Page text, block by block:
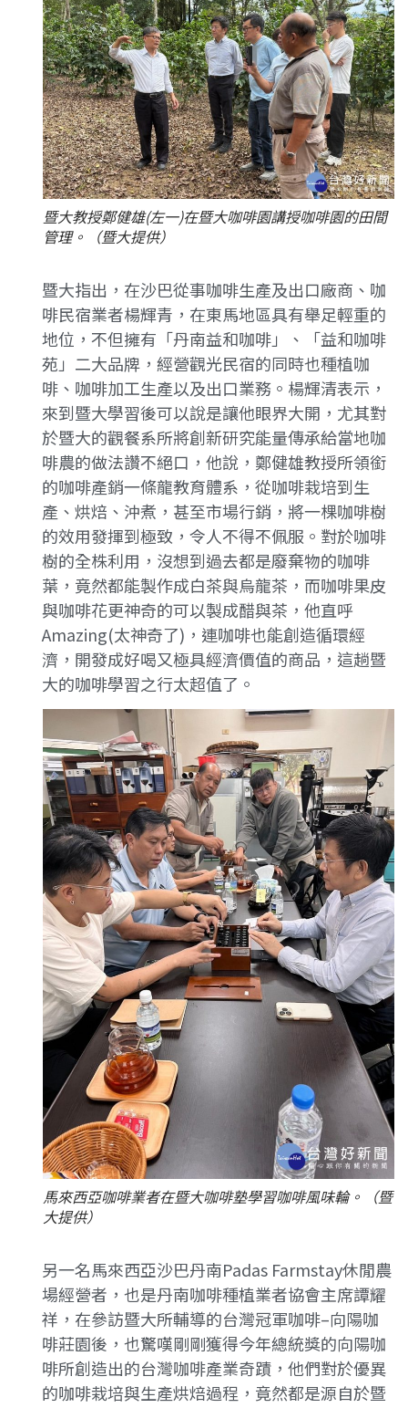
暨大教授鄭健雄(左一)在暨大咖啡園講授咖啡園的田間
管理。（暨大提供）
暨大指出，在沙巴從事咖啡生產及出口廠商、咖
啡民宿業者楊輝青，在東馬地區具有舉足輕重的
地位，不但擁有「丹南益和咖啡」、「益和咖啡
苑」二大品牌，經營觀光民宿的同時也種植咖
啡、咖啡加工生產以及出口業務。楊輝清表示，
來到暨大學習後可以說是讓他眼界大開，尤其對
於暨大的觀餐系所將創新研究能量傳承給當地咖
啡農的做法讚不絕口，他說，鄭健雄教授所領銜
的咖啡產銷一條龍教育體系，從咖啡栽培到生
產、烘焙、沖煮，甚至市場行銷，將一棵咖啡樹
的效用發揮到極致，令人不得不佩服。對於咖啡
樹的全株利用，沒想到過去都是廢棄物的咖啡
葉，竟然都能製作成白茶與烏龍茶，而咖啡果皮
與咖啡花更神奇的可以製成醋與茶，他直呼
Amazing(太神奇了)，連咖啡也能創造循環經
濟，開發成好喝又極具經濟價值的商品，這趟暨
大的咖啡學習之行太超值了。
馬來西亞咖啡業者在暨大咖啡塾學習咖啡風味輪。（暨
大提供）
另一名馬來西亞沙巴丹南Padas Farmstay休閒農
場經營者，也是丹南咖啡種植業者協會主席譚耀
祥，在參訪暨大所輔導的台灣冠軍咖啡–向陽咖
啡莊園後，也驚嘆剛剛獲得今年總統獎的向陽咖
啡所創造出的台灣咖啡產業奇蹟，他們對於優異
的咖啡栽培與生產烘焙過程，竟然都是源自於暨